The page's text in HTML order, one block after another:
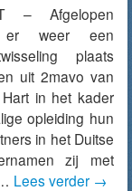
– Afgelopen
weer een
plaats
uit 2mavo van
in het kader
opleiding hun
in het Duitse
zij met
Lees verder →